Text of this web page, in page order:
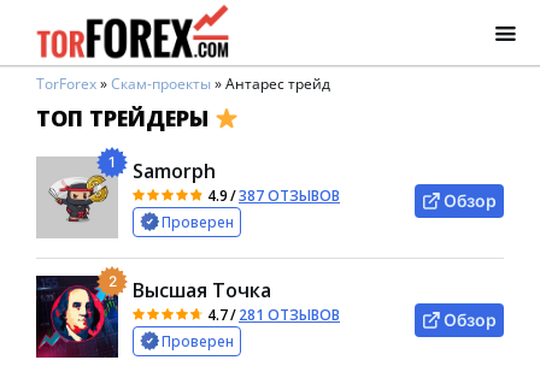
TorForex»Скам-проекты»Антарес трейд
ТОП ТРЕЙДЕРЫ
1 Samorph
4.9/387 ОТЗЫВОВ
Проверен
Обзор
2 Высшая Точка
4.7/281 ОТЗЫВОВ
Проверен
Обзор